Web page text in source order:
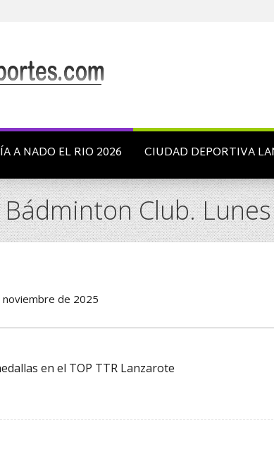
A NADO EL RIO 2026 CIUDAD DEPORTIVA
Club.
noviembre de 2025
en el TOP TTR Lanzarote